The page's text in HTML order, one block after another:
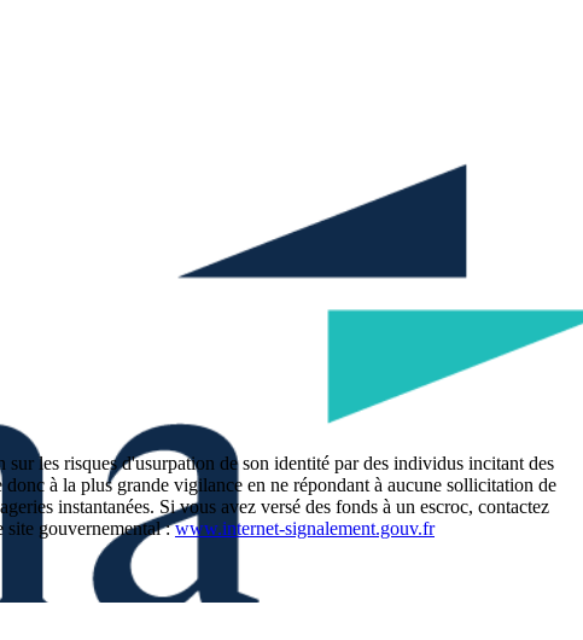
les risques d'usurpation de son identité par des individus incitant des
à la plus grande vigilance en ne répondant à aucune sollicitation de
instantanées. Si vous avez versé des fonds à un escroc, contactez
site gouvernemental :www.internet-signalement.gouv.fr